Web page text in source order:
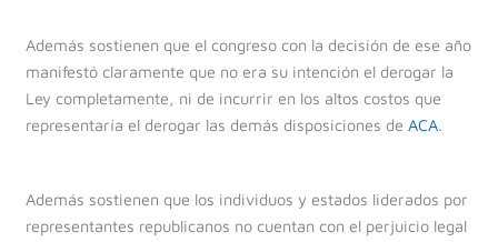
Además sostienen que el congreso con la decisión de ese año
manifestó claramente que no era su intención el derogar la
Ley completamente, ni de incurrir en los altos costos que
representaría el derogar las demás disposiciones de ACA.
Además sostienen que los individuos y estados liderados por
representantes republicanos no cuentan con el perjuicio legal